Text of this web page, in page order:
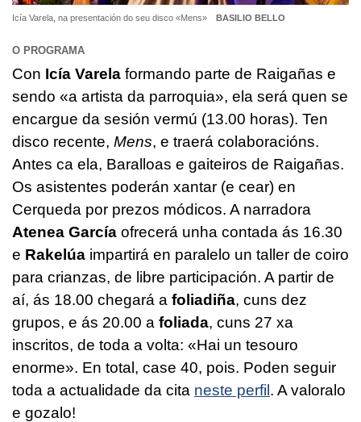
Icía Varela, na presentación do seu disco «Mens» BASILIO BELLO
O PROGRAMA
Con Icía Varela formando parte de Raigañas e
sendo «a artista da parroquia», ela será quen se
encargue da sesión vermú (13.00 horas). Ten
disco recente, Mens, e traerá colaboracións.
Antes ca ela, Baralloas e gaiteiros de Raigañas.
Os asistentes poderán xantar (e cear) en
Cerqueda por prezos módicos. A narradora
Atenea García ofrecerá unha contada ás 16.30
e Rakelúa impartirá en paralelo un taller de coiro
para crianzas, de libre participación. A partir de
aí, ás 18.00 chegará a foliadiña, cuns dez
grupos, e ás 20.00 a foliada, cuns 27 xa
inscritos, de toda a volta: «Hai un tesouro
enorme». En total, case 40, pois. Poden seguir
toda a actualidade da cita neste perfil . A valoralo
e gozalo!